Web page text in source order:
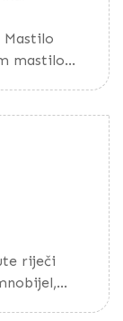
Mastilo
mastilom.
riječi